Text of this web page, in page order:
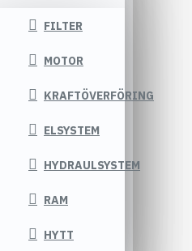
FILTER
MOTOR
KRAFTÖVERFÖRING
ELSYSTEM
HYDRAULSYSTEM
RAM
HYTT